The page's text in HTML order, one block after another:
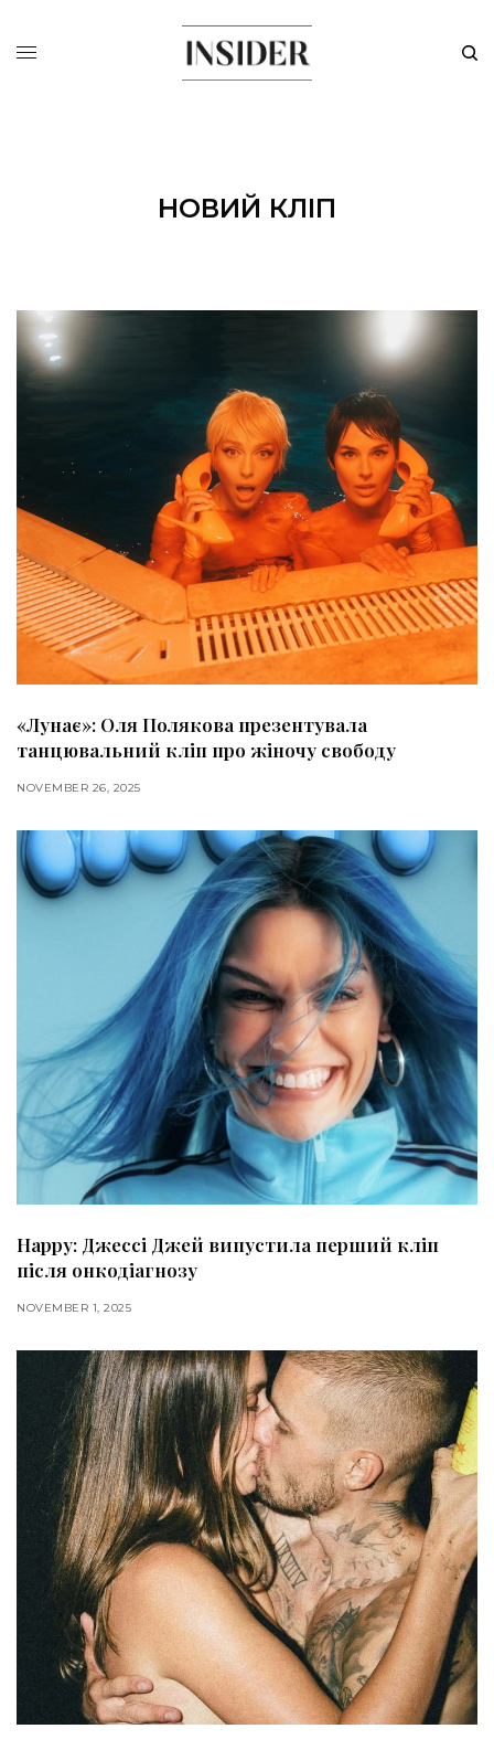
НОВИЙ КЛІП
«Лунає»: Оля Полякова презентувала
танцювальний кліп про жіночу свободу
NOVEMBER 26, 2025
Happy: Джессі Джей випустила перший кліп
після онкодіагнозу
NOVEMBER 1, 2025